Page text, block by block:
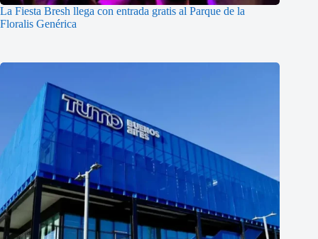
La Fiesta Bresh llega con entrada gratis al Parque de la
Floralis Genérica